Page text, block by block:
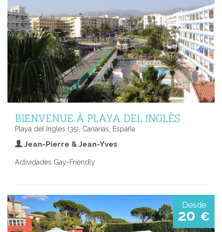
BIENVENUE À PLAYA DEL INGLÉS
Playa del Inglés (35), Canarias, España
Jean-Pierre & Jean-Yves
Actividades Gay-Friendly
Desde
20 €